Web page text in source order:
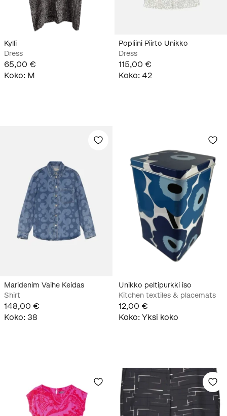
Kylli
Dress
65,00 €
Koko: M
Popliini Piirto Unikko
Dress
115,00 €
Koko: 42
Maridenim Vaihe Keidas
Shirt
148,00 €
Koko: 38
Unikko peltipurkki iso
Kitchen textiles & placemats
12,00 €
Koko: Yksi koko